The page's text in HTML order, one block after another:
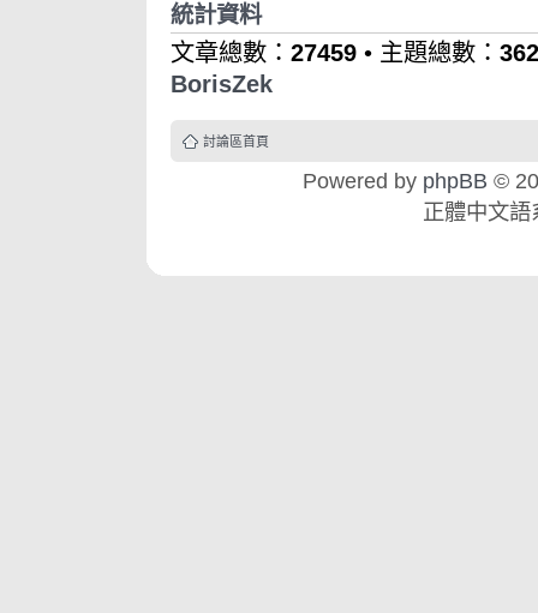
統計資料
文章總數： 27459 • 主題總數： 362
BorisZek
討論區首頁
Powered by phpBB ©
正體中文